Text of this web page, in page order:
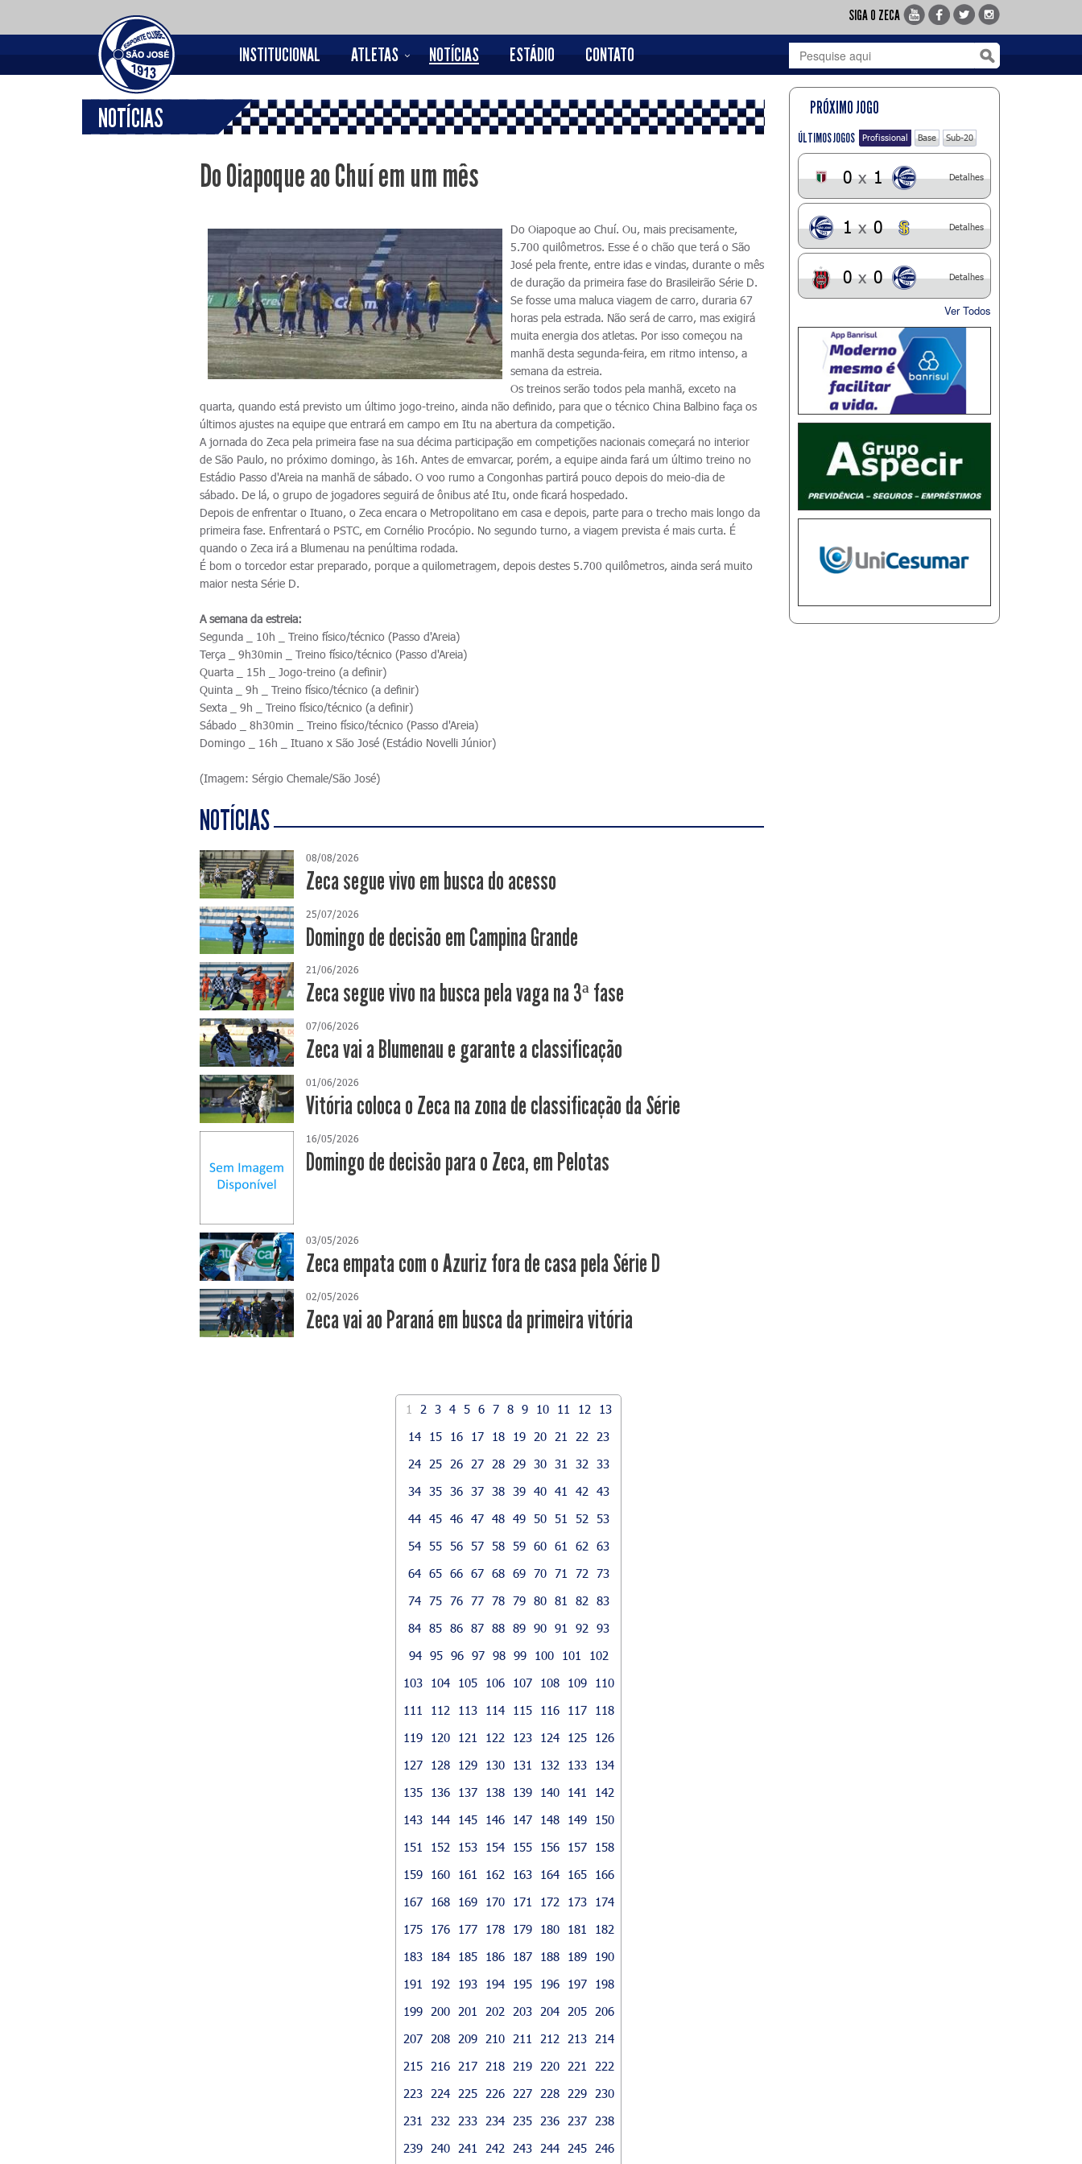
SIGA O ZECA
INSTITUCIONAL ATLETAS NOTÍCIAS ESTÁDIO CONTATO
NOTÍCIAS
Do Oiapoque ao Chuí em um mês
Do Oiapoque ao Chuí. Ou, mais precisamente,
5.700 quilômetros. Esse é o chão que terá o São
José pela frente, entre idas e vindas, durante o mês
de duração da primeira fase do Brasileirão Série D.
Se fosse uma maluca viagem de carro, duraria 67
horas pela estrada. Não será de carro, mas exigirá
muita energia dos atletas. Por isso começou na
manhã desta segunda-feira, em ritmo intenso, a
semana da estreia.
Os treinos serão todos pela manhã, exceto na
quarta, quando está previsto um último jogo-treino, ainda não definido, para que o técnico China Balbino faça os
últimos ajustes na equipe que entrará em campo em Itu na abertura da competição.
A jornada do Zeca pela primeira fase na sua décima participação em competições nacionais começará no interior
de São Paulo, no próximo domingo, às 16h. Antes de emvarcar, porém, a equipe ainda fará um último treino no
Estádio Passo d'Areia na manhã de sábado. O voo rumo a Congonhas partirá pouco depois do meio-dia de
sábado. De lá, o grupo de jogadores seguirá de ônibus até Itu, onde ficará hospedado.
Depois de enfrentar o Ituano, o Zeca encara o Metropolitano em casa e depois, parte para o trecho mais longo da
primeira fase. Enfrentará o PSTC, em Cornélio Procópio. No segundo turno, a viagem prevista é mais curta. É
quando o Zeca irá a Blumenau na penúltima rodada.
É bom o torcedor estar preparado, porque a quilometragem, depois destes 5.700 quilômetros, ainda será muito
maior nesta Série D.
A semana da estreia:
Segunda _ 10h _ Treino físico/técnico (Passo d'Areia)
Terça _ 9h30min _ Treino físico/técnico (Passo d'Areia)
Quarta _ 15h _ Jogo-treino (a definir)
Quinta _ 9h _ Treino físico/técnico (a definir)
Sexta _ 9h _ Treino físico/técnico (a definir)
Sábado _ 8h30min _ Treino físico/técnico (Passo d'Areia)
Domingo _ 16h _ Ituano x São José (Estádio Novelli Júnior)
(Imagem: Sérgio Chemale/São José)
NOTÍCIAS
08/08/2026
Zeca segue vivo em busca do acesso
25/07/2026
Domingo de decisão em Campina Grande
21/06/2026
Zeca segue vivo na busca pela vaga na 3ª fase
07/06/2026
Zeca vai a Blumenau e garante a classificação
01/06/2026
Vitória coloca o Zeca na zona de classificação da Série
16/05/2026
Domingo de decisão para o Zeca, em Pelotas
03/05/2026
Zeca empata com o Azuriz fora de casa pela Série D
02/05/2026
Zeca vai ao Paraná em busca da primeira vitória
1 2 3 4 5 6 7 8 9 10 11 12
13
14
15 16 17 18 19 20 21 22
23
24
25 26 27 28 29 30 31 32
33
34 35 36 37 38 39 40 41 42
43
44 45 46 47 48 49 50 51 52
53
54 55 56 57 58 59 60 61 62
63
64 65 66 67 68 69 70 71 72
73
74 75 76 77 78 79 80 81 82
83
84 85 86 87 88 89 90 91 92
93
94 95 96 97 98 99 100 101
102
103
104 105 106 107 108 109
110
111
112 113 114 115 116 117
118
119
120 121 122 123 124 125
126
127
128 129 130 131 132 133
134
135
136 137 138 139 140 141
142
143
144 145 146 147 148 149
150
151
152 153 154 155 156 157
158
159
160 161 162 163 164 165
166
167
168 169 170 171 172 173
174
175
176 177 178 179 180 181
182
183
184 185 186 187 188 189
190
191
192 193 194 195 196 197
198
199
200 201 202 203 204 205
206
207
208 209 210 211 212 213
214
215
216 217 218 219 220 221
222
223
224 225 226 227 228 229
230
231
232 233 234 235 236 237
238
239
240 241 242 243 244 245 246
PRÓXIMO JOGO
ÚLTIMOS JOGOS Profissional Base Sub-20
0 x 1 Detalhes
1 x 0 Detalhes
0 x 0 Detalhes
Ver Todos